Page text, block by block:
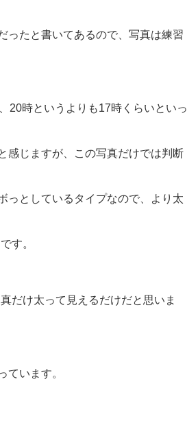
ったと書いてあるので、写真は練習
20時というよりも17時くらいといっ
感じますが、この写真だけでは判断
っとしているタイプなので、より太
す。
だけ太って見えるだけだと思いま
ています。